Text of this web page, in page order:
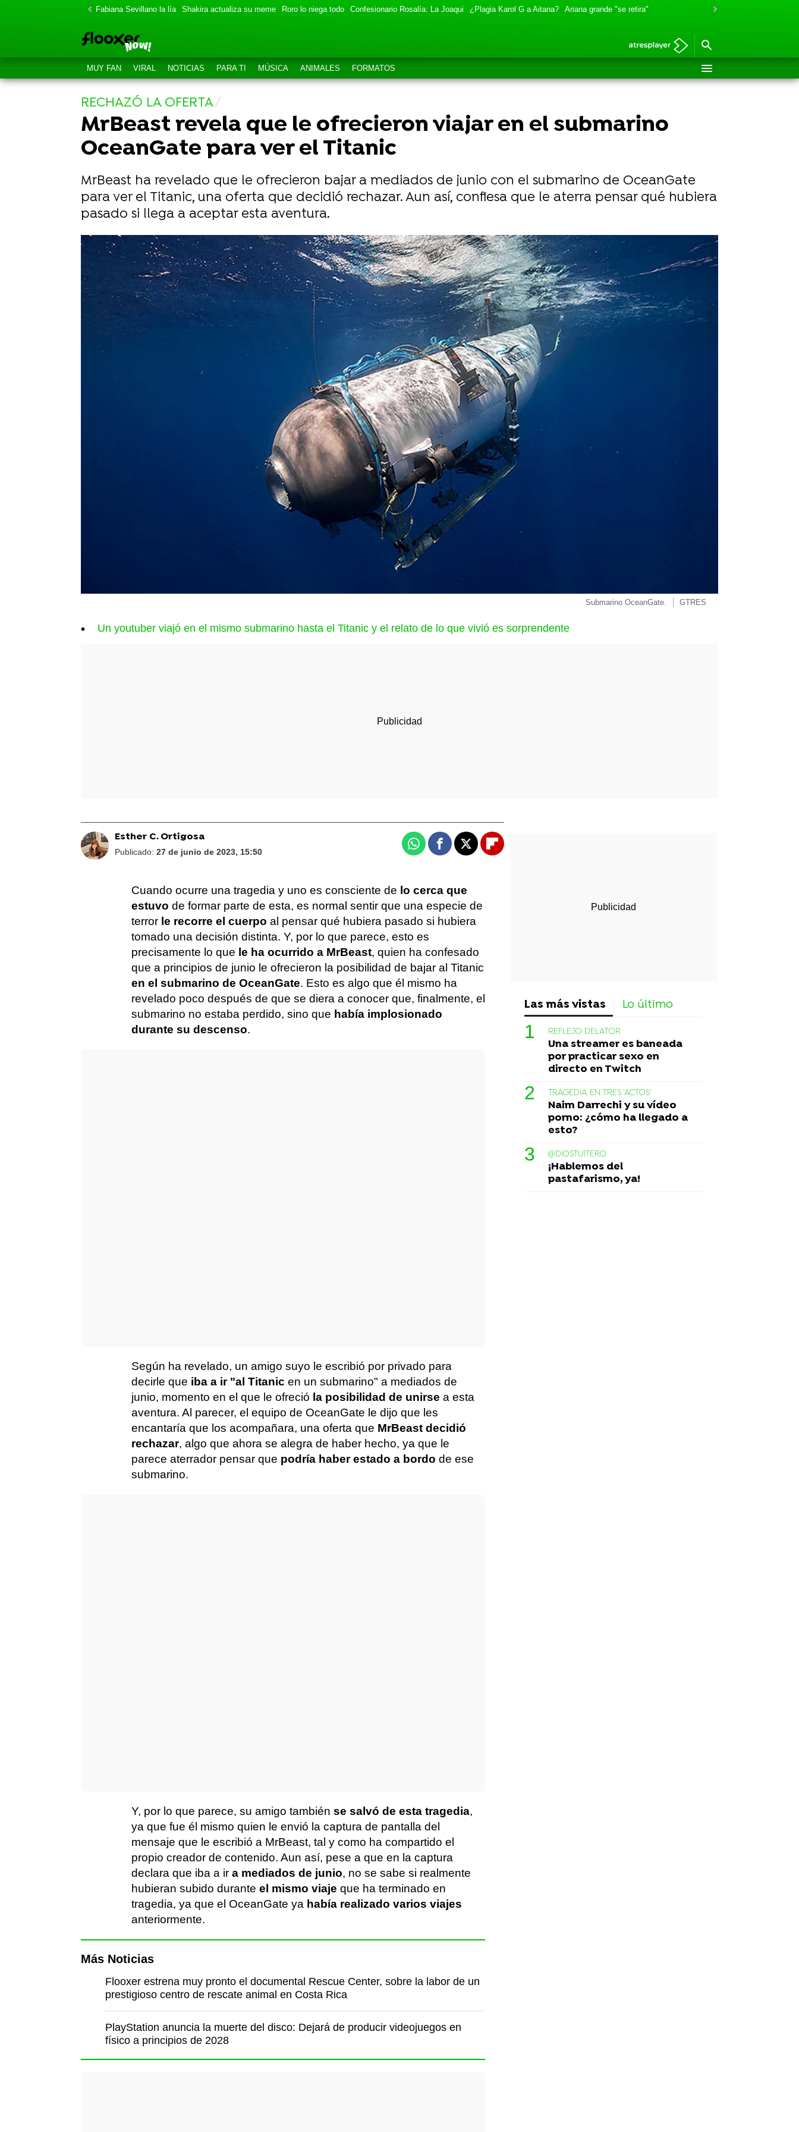
Fabiana Sevillano la lía Shakira actualiza su meme Roro lo niega todo Confesionario Rosalía: La Joaqui ¿Plagia Karol G a Aitana? Ariana grande "se retira"
MUY FAN VIRAL NOTICIAS PARA TI MÚSICA ANIMALES FORMATOS
RECHAZÓ LA OFERTA
MrBeast revela que le ofrecieron viajar en el submarino
OceanGate para ver el Titanic
MrBeast ha revelado que le ofrecieron bajar a mediados de junio con el submarino de OceanGate
para ver el Titanic, una oferta que decidió rechazar. Aun así, confiesa que le aterra pensar qué hubiera
pasado si llega a aceptar esta aventura.
Submarino OceanGate. GTRES
Un youtuber viajó en el mismo submarino hasta el Titanic y el relato de lo que vivió es sorprendente
Esther C. Ortigosa
Publicado: 27 de junio de 2023, 15:50 WhatsappFacebook
X Flipboard
Cuando ocurre una tragedia y uno es consciente de lo cerca que
estuvo de formar parte de esta, es normal sentir que una especie de
terror le recorre el cuerpo al pensar qué hubiera pasado si hubiera
tomado una decisión distinta. Y, por lo que parece, esto es
precisamente lo que le ha ocurrido a MrBeast, quien ha confesado
que a principios de junio le ofrecieron la posibilidad de bajar al Titanic
en el submarino de OceanGate. Esto es algo que él mismo ha
revelado poco después de que se diera a conocer que, finalmente, el
submarino no estaba perdido, sino que había implosionado
durante su descenso.
Según ha revelado, un amigo suyo le escribió por privado para
decirle que iba a ir "al Titanic en un submarino" a mediados de
junio, momento en el que le ofreció la posibilidad de unirse a esta
aventura. Al parecer, el equipo de OceanGate le dijo que les
encantaría que los acompañara, una oferta que MrBeast decidió
rechazar, algo que ahora se alegra de haber hecho, ya que le
parece aterrador pensar que podría haber estado a bordo de ese
submarino.
Y, por lo que parece, su amigo también se salvó de esta tragedia,
ya que fue él mismo quien le envió la captura de pantalla del
mensaje que le escribió a MrBeast, tal y como ha compartido el
propio creador de contenido. Aun así, pese a que en la captura
declara que iba a ir a mediados de junio, no se sabe si realmente
hubieran subido durante el mismo viaje que ha terminado en
tragedia, ya que el OceanGate ya había realizado varios viajes
anteriormente.
Más Noticias
Flooxer estrena muy pronto el documental Rescue Center, sobre la labor de un
prestigioso centro de rescate animal en Costa Rica
PlayStation anuncia la muerte del disco: Dejará de producir videojuegos en
físico a principios de 2028
Las más vistas Lo último
REFLEJO DELATOR
Una streamer es baneada
por practicar sexo en
directo en Twitch
TRAGEDIA EN TRES 'ACTOS'
Naim Darrechi y su vídeo
porno: ¿cómo ha llegado a
esto?
@DIOSTUITERO
¡Hablemos del
pastafarismo, ya!